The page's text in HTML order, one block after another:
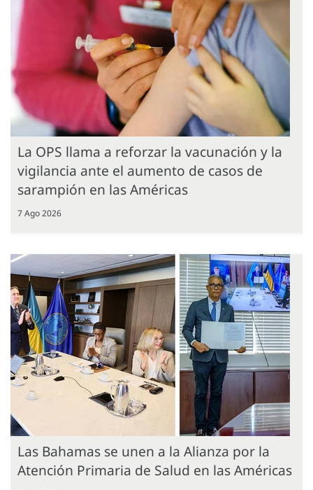
La OPS llama a reforzar la vacunación y la
vigilancia ante el aumento de casos de
sarampión en las Américas
7 Ago 2026
Las Bahamas se unen a la Alianza por la
Atención Primaria de Salud en las Américas